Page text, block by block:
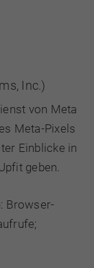
Inc.)
von Meta
Meta-Pixels
Einblicke in
geben.
Browser-